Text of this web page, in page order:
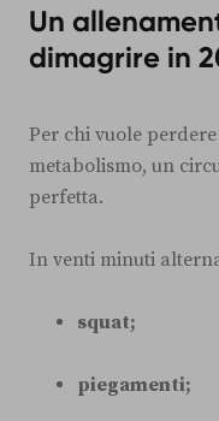
Un
dimagrire in
Per chi vuole
metabolismo, un
perfetta.
In venti minuti
squat;
piegamenti;